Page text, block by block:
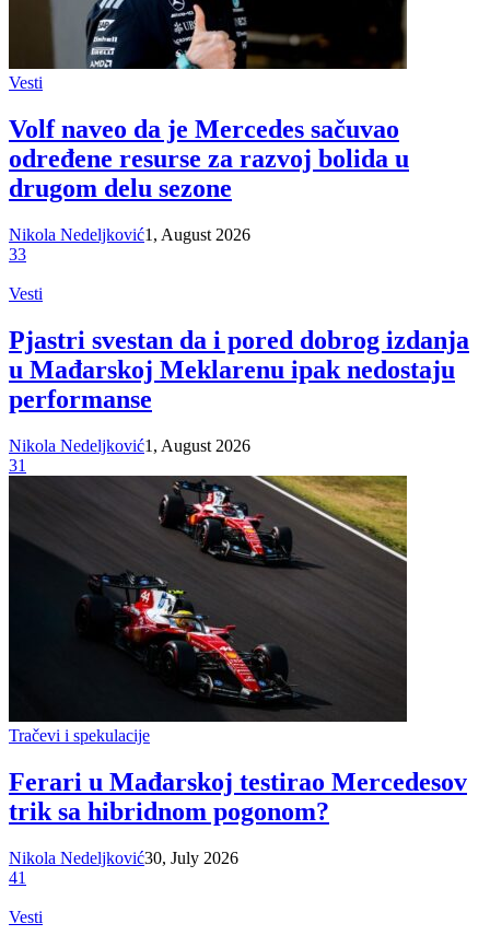
Vesti
Volf naveo da je Mercedes sačuvao
određene resurse za razvoj bolida u
drugom delu sezone
Nikola Nedeljković1, August 2026
33
Vesti
Pjastri svestan da i pored dobrog izdanja
u Mađarskoj Meklarenu ipak nedostaju
performanse
Nikola Nedeljković1, August 2026
31
Tračevi i spekulacije
Ferari u Mađarskoj testirao Mercedesov
trik sa hibridnom pogonom?
Nikola Nedeljković30, July 2026
41
Vesti